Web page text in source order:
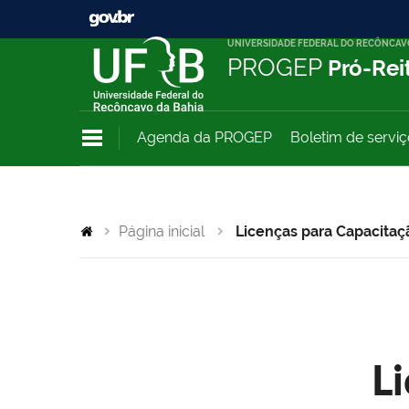
UNIVERSIDADE FEDERAL DO
PROGEP Pró-
Agenda da PROGEP Boletim de
Página inicial Licenças para